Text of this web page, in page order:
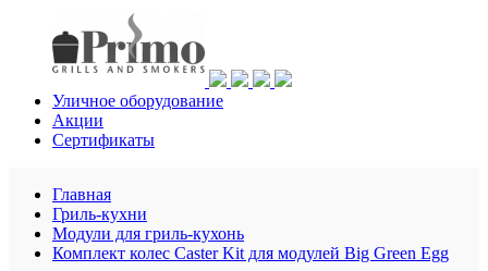
Уличное оборудование
Акции
Сертификаты
Главная
Гриль-кухни
Модули для гриль-кухонь
Комплект колес Caster Kit для модулей Big Green Egg